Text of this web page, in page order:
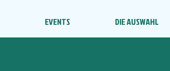
EVENTS DIE AUSWAHL